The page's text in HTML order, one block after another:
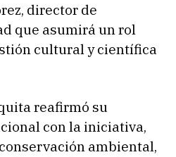
director de
que asumirá un rol
cultural y científica
reafirmó su
con la iniciativa,
ambiental,